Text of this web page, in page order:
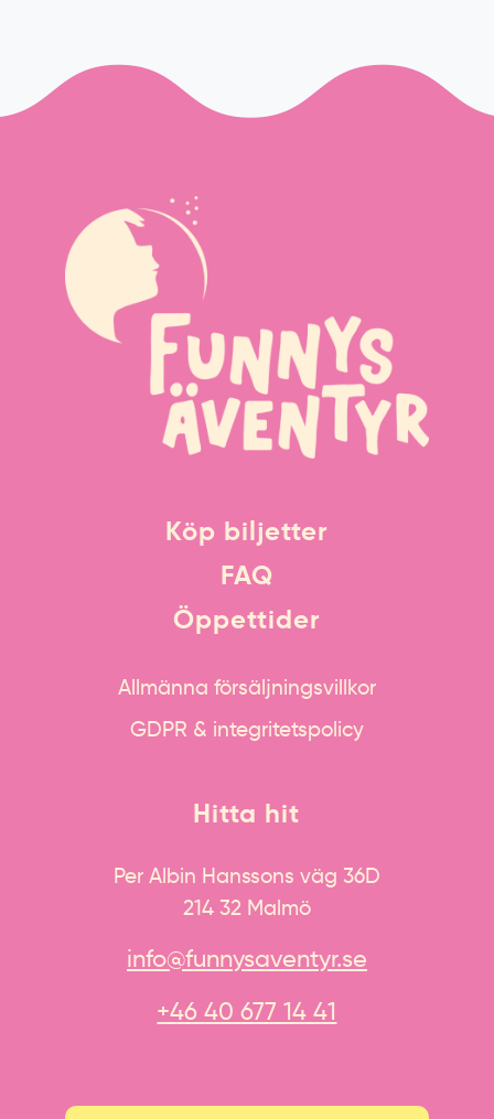
Köp biljetter
FAQ
Öppettider
Allmänna försäljningsvillkor
GDPR & integritetspolicy
Hitta hit
Per Albin Hanssons väg 36D
214 32 Malmö
info@funnysaventyr.se
+46 40 677 14 41